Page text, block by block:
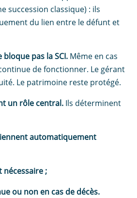
succession classique) : ils
du lien entre le défunt et
bloque pas la SCI. Même en cas
de fonctionner. Le gérant
Le patrimoine reste protégé.
un rôle central. Ils déterminent
automatiquement
nécessaire ;
ou non en cas de décès.